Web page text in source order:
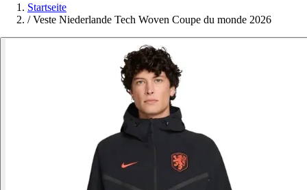
Startseite
/ Veste Niederlande Tech Woven Coupe du monde 2026